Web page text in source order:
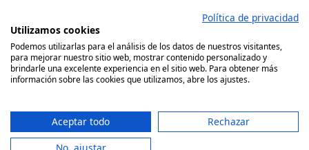
contenido
Comparador Seguro Decesos
Política de privacidad
Utilizamos cookies
Podemos utilizarlas para el análisis de los datos de nuestros visitantes,
para mejorar nuestro sitio web, mostrar contenido personalizado y
brindarle una excelente experiencia en el sitio web. Para obtener más
información sobre las cookies que utilizamos, abre los ajustes.
Aceptar todo
Rechazar